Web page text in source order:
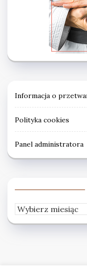
Informacja o
Polityka cookies
Panel administratora
Archiwa